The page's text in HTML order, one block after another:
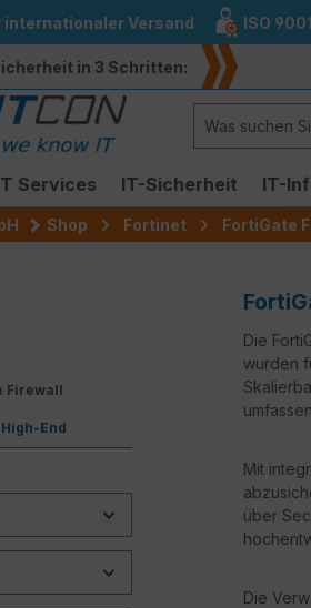
springen
internationaler Versand ISO
in 3 Schritten:
Services IT-Sicherheit IT-
Shop Fortinet FortiGate
Firewall
End
Die
wurden
Mit
über
Die